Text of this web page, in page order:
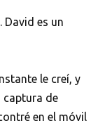
David es un
le creí, y
captura de
en el móvil